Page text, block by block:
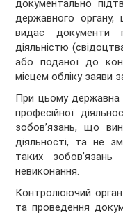
документально
державного органу,
видає
діяльністю
або поданої до
місцем обліку
При цьому державна
професійної
зобов’язань, що
діяльності, та не
таких
невиконання.
Контролюючий
та проведення